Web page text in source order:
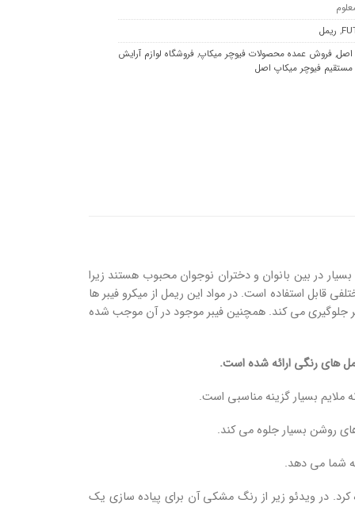
, ریمل
اصل,فروش عمده محصولات فیوچر میکاپ,فروشگاه لوازم آرایش
مستقیم فیوچر میکاپ اصل
در بین بانوان و دختران نوجوان محبوب هستند زیرا
قابل استفاده است. در مواد این ریمل از میکرو فیبر ها
جلوگیری می کند. همچنین فیبر موجود در آن موجب شده
های رنگی ارائه شده است.
ملایم بسیار گزینه مناسبی است.
روشن بسیار جلوه می کند.
شما می دهد.
در ویدئو زیر از رنگ مشکی آن برای پیاده سازی یک